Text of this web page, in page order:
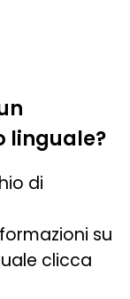
linguale?
di
su
clicca